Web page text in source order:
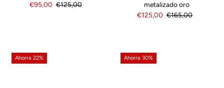
Precio
€95,00 Precio
€125,00
metalizado oro
Precio
€125,00 Precio
€165,00
Ahorra 22% Ahorra 30%